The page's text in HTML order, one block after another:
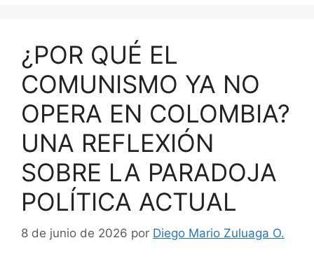
¿POR QUÉ EL
COMUNISMO YA NO
OPERA EN COLOMBIA?
UNA REFLEXIÓN
SOBRE LA PARADOJA
POLÍTICA ACTUAL
8 de junio de 2026 por Diego Mario Zuluaga O.